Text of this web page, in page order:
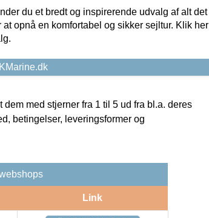
du et bredt og inspirerende udvalg af alt det
at opnå en komfortabel og sikker sejltur. Klik her
med stjerner fra 1 til 5 ud fra bl.a. deres
betingelser, leveringsformer og
Link